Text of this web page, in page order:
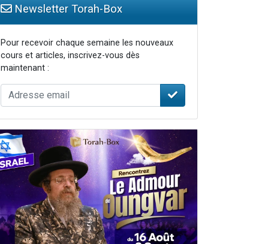
Newsletter Torah-Box
Pour recevoir chaque semaine les nouveaux
cours et articles, inscrivez-vous dès
maintenant :